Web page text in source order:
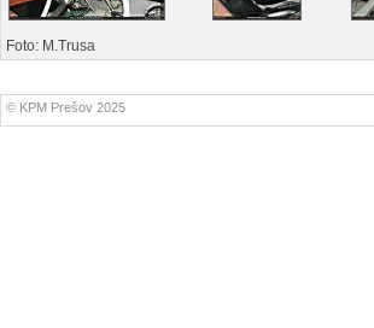
Foto: M.Trusa